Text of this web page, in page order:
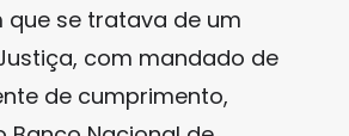
se tratava de um
com mandado de
de cumprimento,